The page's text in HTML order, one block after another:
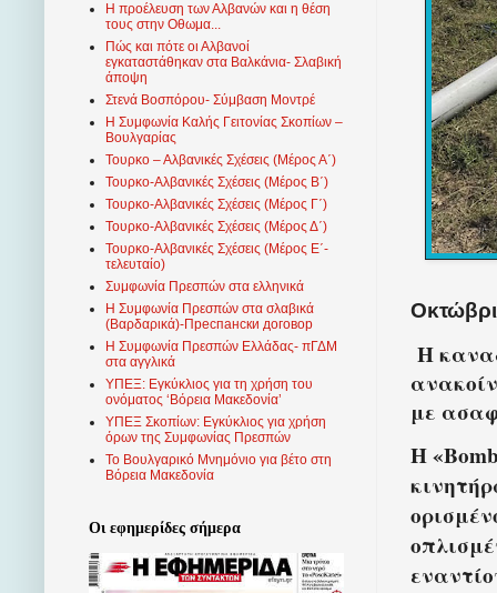
Η
με
Η
Η προέλευση των Αλβανών και η θέση
τους στην Οθωμα...
Πώς και πότε οι Αλβανοί
εγκαταστάθηκαν στα Βαλκάνια- Σλαβική
άποψη
Στενά Βοσπόρου- Σύμβαση Μοντρέ
Η Συμφωνία Καλής Γειτονίας Σκοπίων –
Βουλγαρίας
Τουρκο – Αλβανικές Σχέσεις (Mέρος Α΄)
Τουρκο-Αλβανικές Σχέσεις (Μέρος Β΄)
Τουρκο-Αλβανικές Σχέσεις (Μέρος Γ΄)
Τουρκο-Αλβανικές Σχέσεις (Μέρος Δ΄)
Τουρκο-Αλβανικές Σχέσεις (Μέρος Ε΄-
τελευταίο)
Συμφωνία Πρεσπών στα ελληνικά
Η Συμφωνία Πρεσπών στα σλαβικά
(Βαρδαρικά)-Преспански договор
Η Συμφωνία Πρεσπών Ελλάδας- πΓΔΜ
στα αγγλικά
ΥΠΕΞ: Εγκύκλιος για τη χρήση του
ονόματος ‘Βόρεια Μακεδονία’
ΥΠΕΞ Σκοπίων: Εγκύκλιος για χρήση
όρων της Συμφωνίας Πρεσπών
Το Βουλγαρικό Μνημόνιο για βέτο στη
Βόρεια Μακεδονία
Οι εφημερίδες σήμερα